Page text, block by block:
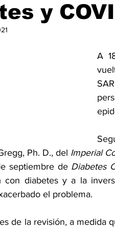
especial Ciencia y
Publicaciones
y
A
Ph. D., del Imperial
septiembre de Diabetes
con diabetes y a la
el problema.
de la revisión, a medida